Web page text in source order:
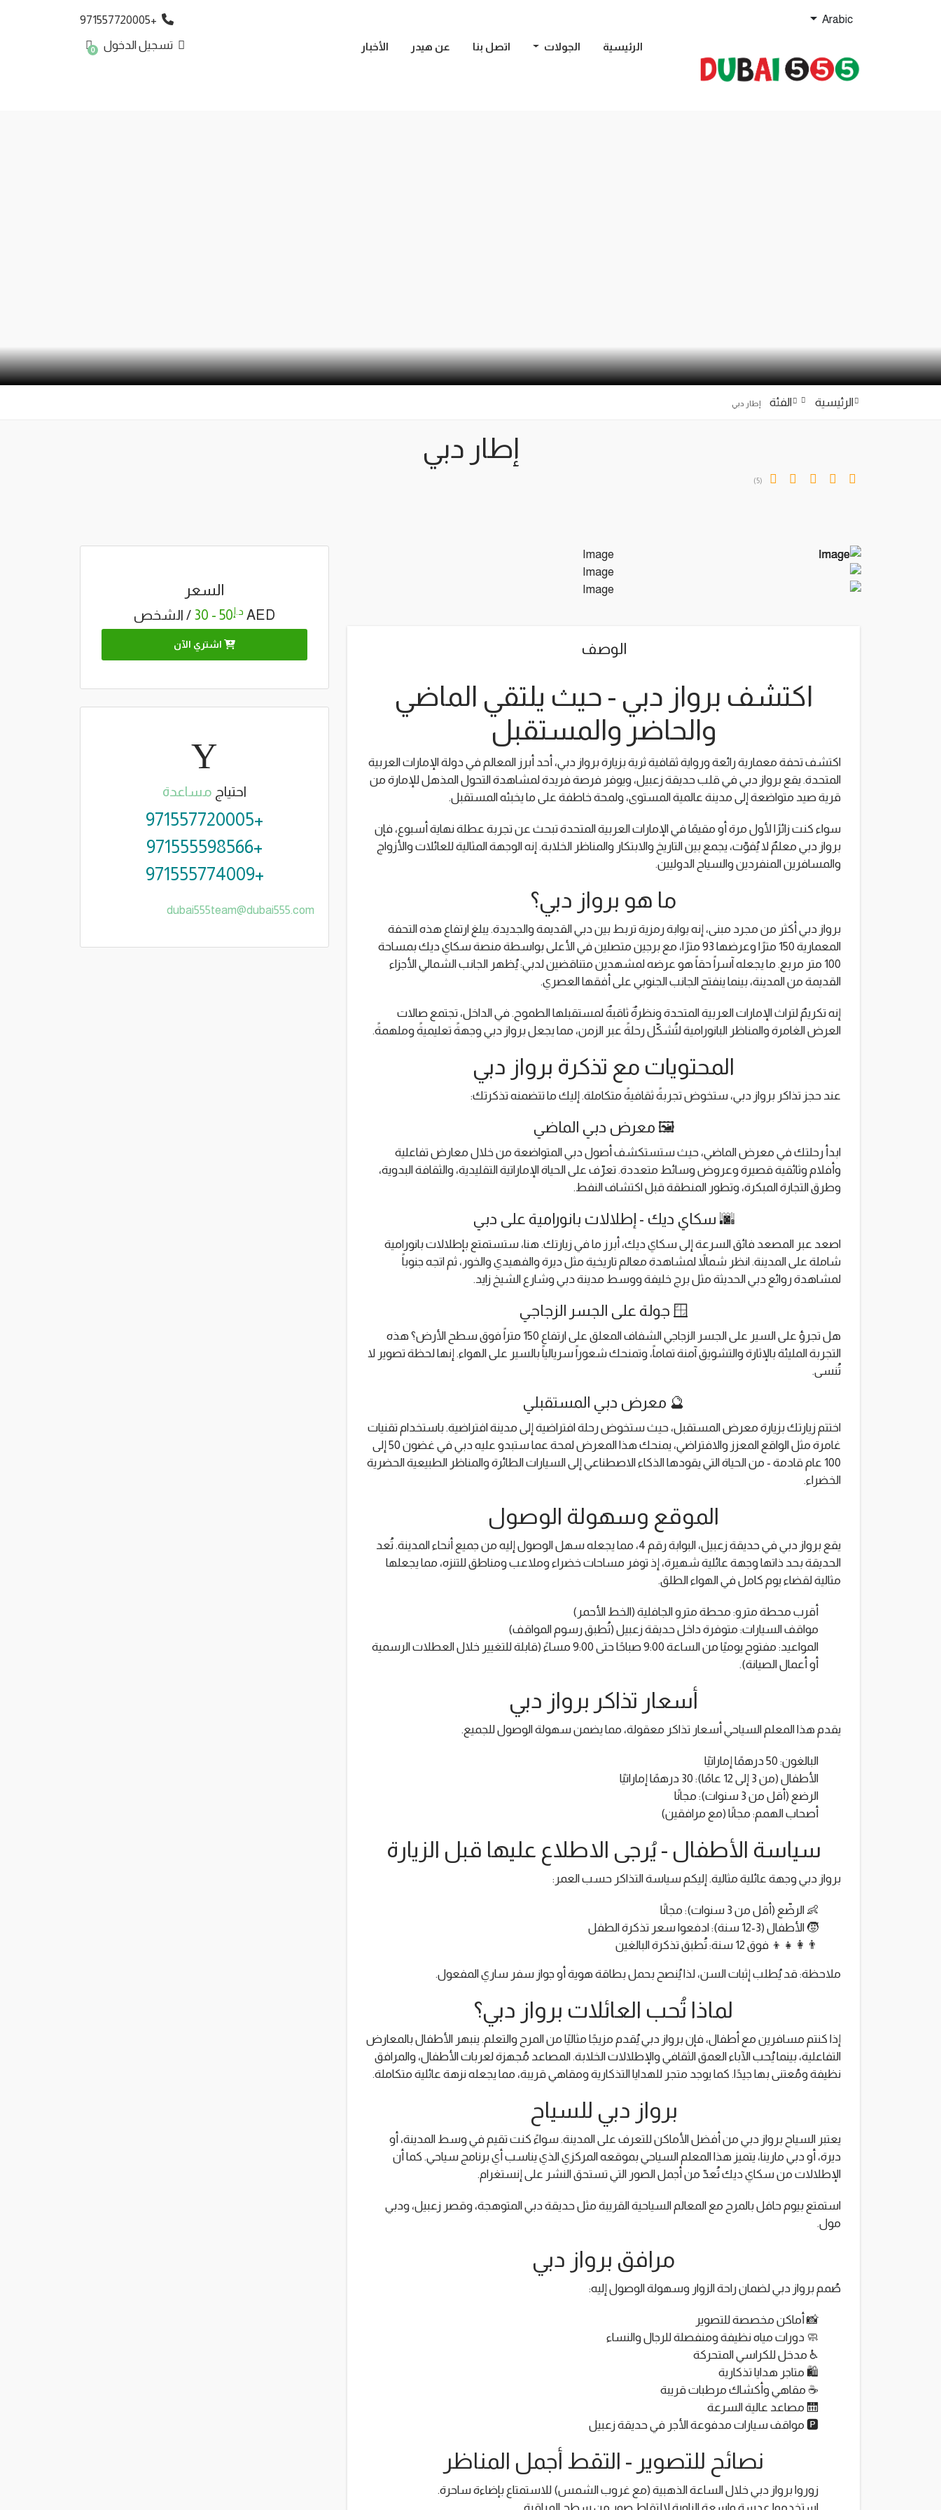
Arabic
+971557720005
الرئيسية الجولات اتصل بنا عن هيدر الأخبار تسجيل الدخول 0
الرئيسية الفئة إطار دبي
إطار دبي
(5)
الوصف
اكتشف برواز دبي - حيث يلتقي الماضي
والحاضر والمستقبل
اكتشف تحفة معمارية رائعة ورواية ثقافية ثرية بزيارة برواز دبي، أحد أبرز المعالم في دولة الإمارات العربية
المتحدة. يقع برواز دبي في قلب حديقة زعبيل، ويوفر فرصة فريدة لمشاهدة التحول المذهل للإمارة من
قرية صيد متواضعة إلى مدينة عالمية المستوى، ولمحة خاطفة على ما يخبئه المستقبل.
سواء كنت زائرًا لأول مرة أو مقيمًا في الإمارات العربية المتحدة تبحث عن تجربة عطلة نهاية أسبوع، فإن
برواز دبي معلمٌ لا يُفوّت، يجمع بين التاريخ والابتكار والمناظر الخلابة. إنه الوجهة المثالية للعائلات والأزواج
والمسافرين المنفردين والسياح الدوليين.
ما هو برواز دبي؟
برواز دبي أكثر من مجرد مبنى، إنه بوابة رمزية تربط بين دبي القديمة والجديدة. يبلغ ارتفاع هذه التحفة
المعمارية 150 مترًا وعرضها 93 مترًا، مع برجين متصلين في الأعلى بواسطة منصة سكاي ديك بمساحة
100 متر مربع. ما يجعله آسراً حقاً هو عرضه لمشهدين متناقضين لدبي: يُظهر الجانب الشمالي الأجزاء
القديمة من المدينة، بينما ينفتح الجانب الجنوبي على أفقها العصري.
إنه تكريمٌ لتراث الإمارات العربية المتحدة ونظرةٌ ثاقبةٌ لمستقبلها الطموح. في الداخل، تجتمع صالات
العرض الغامرة والمناظر البانورامية لتُشكّل رحلةً عبر الزمن، مما يجعل برواز دبي وجهةً تعليميةً وملهمةً.
المحتويات مع تذكرة برواز دبي
عند حجز تذاكر برواز دبي، ستخوض تجربةً ثقافيةً متكاملة. إليك ما تتضمنه تذكرتك:
🖼️ معرض دبي الماضي
ابدأ رحلتك في معرض الماضي، حيث ستستكشف أصول دبي المتواضعة من خلال معارض تفاعلية
وأفلام وثائقية قصيرة وعروض وسائط متعددة. تعرّف على الحياة الإماراتية التقليدية، والثقافة البدوية،
وطرق التجارة المبكرة، وتطور المنطقة قبل اكتشاف النفط.
🌆 سكاي ديك - إطلالات بانورامية على دبي
اصعد عبر المصعد فائق السرعة إلى سكاي ديك، أبرز ما في زيارتك. هنا، ستستمتع بإطلالات بانورامية
شاملة على المدينة. انظر شمالاً لمشاهدة معالم تاريخية مثل ديرة والفهيدي والخور، ثم اتجه جنوباً
لمشاهدة روائع دبي الحديثة مثل برج خليفة ووسط مدينة دبي وشارع الشيخ زايد.
🪟 جولة على الجسر الزجاجي
هل تجرؤ على السير على الجسر الزجاجي الشفاف المعلق على ارتفاع 150 متراً فوق سطح الأرض؟ هذه
التجربة المليئة بالإثارة والتشويق آمنة تماماً، وتمنحك شعوراً سريالياً بالسير على الهواء. إنها لحظة تصوير لا
تُنسى.
🔮 معرض دبي المستقبلي
اختتم زيارتك بزيارة معرض المستقبل، حيث ستخوض رحلة افتراضية إلى مدينة افتراضية. باستخدام تقنيات
غامرة مثل الواقع المعزز والافتراضي، يمنحك هذا المعرض لمحة عما ستبدو عليه دبي في غضون 50 إلى
100 عام قادمة - من الحياة التي يقودها الذكاء الاصطناعي إلى السيارات الطائرة والمناظر الطبيعية الحضرية
الخضراء.
الموقع وسهولة الوصول
يقع برواز دبي في حديقة زعبيل، البوابة رقم 4، مما يجعله سهل الوصول إليه من جميع أنحاء المدينة. تُعد
الحديقة بحد ذاتها وجهة عائلية شهيرة، إذ توفر مساحات خضراء وملاعب ومناطق للتنزه، مما يجعلها
مثالية لقضاء يوم كامل في الهواء الطلق.
أقرب محطة مترو: محطة مترو الجافلية (الخط الأحمر)
مواقف السيارات: متوفرة داخل حديقة زعبيل (تُطبق رسوم المواقف)
المواعيد: مفتوح يوميًا من الساعة 9:00 صباحًا حتى 9:00 مساءً (قابلة للتغيير خلال العطلات الرسمية
أو أعمال الصيانة).
أسعار تذاكر برواز دبي
يقدم هذا المعلم السياحي أسعار تذاكر معقولة، مما يضمن سهولة الوصول للجميع.
البالغون: 50 درهمًا إماراتيًا
الأطفال (من 3 إلى 12 عامًا): 30 درهمًا إماراتيًا
الرضع (أقل من 3 سنوات): مجانًا
أصحاب الهمم: مجانًا (مع مرافقين)
سياسة الأطفال - يُرجى الاطلاع عليها قبل الزيارة
برواز دبي وجهة عائلية مثالية. إليكم سياسة التذاكر حسب العمر:
👶 الرضّع (أقل من 3 سنوات): مجانًا
🧒 الأطفال (3-12 سنة): ادفعوا سعر تذكرة الطفل
👨‍👩‍👧‍👦 فوق 12 سنة: تُطبق تذكرة البالغين
ملاحظة: قد يُطلب إثبات السن، لذا يُنصح بحمل بطاقة هوية أو جواز سفر ساري المفعول.
لماذا تُحب العائلات برواز دبي؟
إذا كنتم مسافرين مع أطفال، فإن برواز دبي يُقدم مزيجًا مثاليًا من المرح والتعلم. ينبهر الأطفال بالمعارض
التفاعلية، بينما يُحب الآباء العمق الثقافي والإطلالات الخلابة. المصاعد مُجهزة لعربات الأطفال، والمرافق
نظيفة ومُعتنى بها جيدًا. كما يوجد متجر للهدايا التذكارية ومقاهي قريبة، مما يجعله نزهة عائلية متكاملة.
برواز دبي للسياح
يعتبر السياح برواز دبي من أفضل الأماكن للتعرف على المدينة. سواءً كنت تقيم في وسط المدينة، أو
ديرة، أو دبي مارينا، يتميز هذا المعلم السياحي بموقعه المركزي الذي يناسب أي برنامج سياحي. كما أن
الإطلالات من سكاي ديك تُعدّ من أجمل الصور التي تستحق النشر على إنستغرام.
استمتع بيوم حافل بالمرح مع المعالم السياحية القريبة مثل حديقة دبي المتوهجة، وقصر زعبيل، ودبي
مول.
مرافق برواز دبي
صُمم برواز دبي لضمان راحة الزوار وسهولة الوصول إليه:
📸 أماكن مخصصة للتصوير
🧼 دورات مياه نظيفة ومنفصلة للرجال والنساء
♿ مدخل للكراسي المتحركة
🛍️ متاجر هدايا تذكارية
☕ مقاهي وأكشاك مرطبات قريبة
🛗 مصاعد عالية السرعة
🅿️ مواقف سيارات مدفوعة الأجر في حديقة زعبيل
نصائح للتصوير - التقط أجمل المناظر
زوروا برواز دبي خلال الساعة الذهبية (مع غروب الشمس) للاستمتاع بإضاءة ساحرة.
السعر
AED د.إ50 - 30 / الشخص
اشتري الآن
احتياج مساعدة
+971557720005
+971555598566
+971555774009
dubai555team@dubai555.com